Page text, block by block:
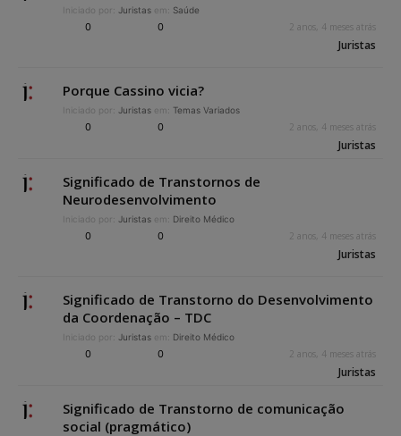
Iniciado por: Juristas em: Saúde
0 0 2 anos, 4 meses atrás
Juristas
Porque Cassino vicia?
Iniciado por: Juristas em: Temas Variados
0 0 2 anos, 4 meses atrás
Juristas
Significado de Transtornos de
Neurodesenvolvimento
Iniciado por: Juristas em: Direito Médico
0 0 2 anos, 4 meses atrás
Juristas
Significado de Transtorno do Desenvolvimento
da Coordenação – TDC
Iniciado por: Juristas em: Direito Médico
0 0 2 anos, 4 meses atrás
Juristas
Significado de Transtorno de comunicação
social (pragmático)